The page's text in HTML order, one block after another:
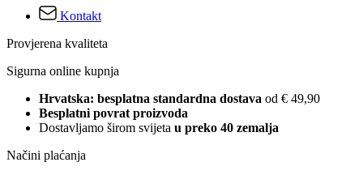
Kontakt
Provjerena kvaliteta
Sigurna online kupnja
Hrvatska: besplatna standardna dostava od € 49,90
Besplatni povrat proizvoda
Dostavljamo širom svijeta u preko 40 zemalja
Načini plaćanja